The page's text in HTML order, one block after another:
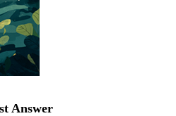
Answer